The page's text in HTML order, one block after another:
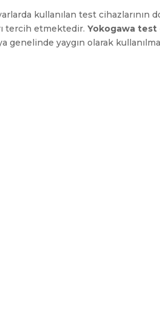
kullanılan test cihazlarının
tercih etmektedir. Yokogawa test
genelinde yaygın olarak